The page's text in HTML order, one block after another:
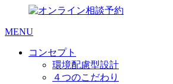
MENU
コンセプト
環境配慮型設計
４つのこだわり